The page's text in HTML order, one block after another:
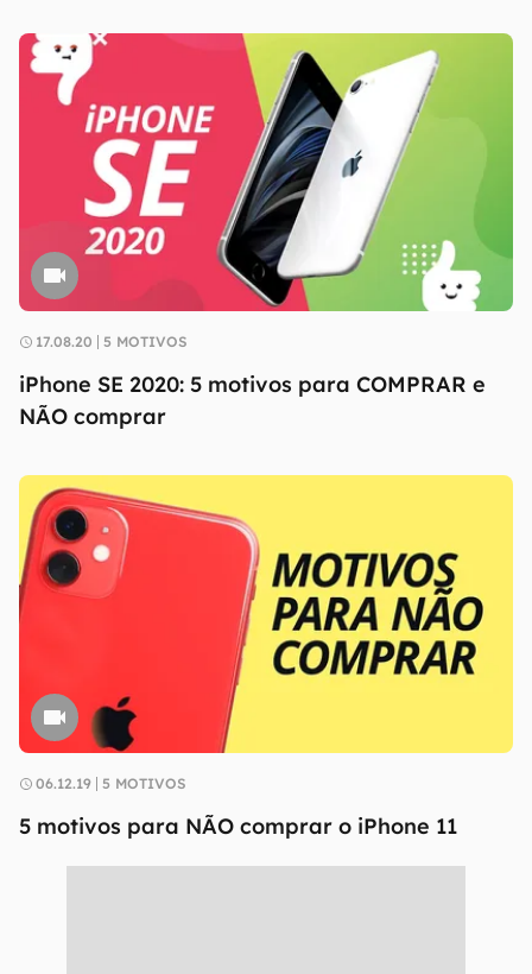
17.08.20 5 MOTIVOS
iPhone SE 2020: 5 motivos para COMPRAR e
NÃO comprar
06.12.19 5 MOTIVOS
5 motivos para NÃO comprar o iPhone 11